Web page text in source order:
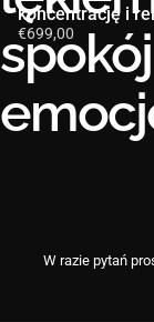
spokój
koncentrację i
€699,00
W razie pytań